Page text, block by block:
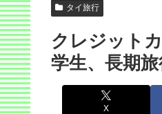
タイ旅行
クレジット
学生、長期旅
X